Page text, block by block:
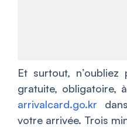
Et surtout, n’oubliez
gratuite, obligatoire,
arrivalcard.go.kr
votre arrivée. Trois